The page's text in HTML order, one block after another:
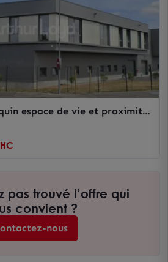
espace de vie et proximité
pas trouvé l’offre qui
convient ?
nous